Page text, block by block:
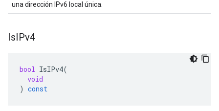
una dirección IPv6 local única.
IsIPv4
bool IsIPv4(
void
) const